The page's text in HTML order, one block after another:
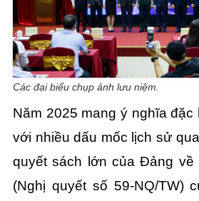
Các đại biểu chụp ảnh lưu niệm.
Năm 2025 mang ý nghĩa đặc
với nhiều dấu mốc lịch sử
quyết sách lớn của Đảng về
(Nghị quyết số 59-NQ/TW)